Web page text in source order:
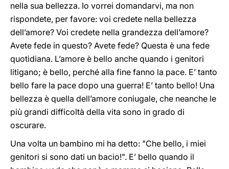
nella sua bellezza. Io vorrei domandarvi, ma non
rispondete, per favore: voi credete nella bellezza
dell’amore? Voi credete nella grandezza dell’amore?
Avete fede in questo? Avete fede? Questa è una fede
quotidiana. L’amore è bello anche quando i genitori
litigano; è bello, perché alla fine fanno la pace. E’ tanto
bello fare la pace dopo una guerra! E’ tanto bello! Una
bellezza è quella dell’amore coniugale, che neanche le
più grandi difficoltà della vita sono in grado di
oscurare.
Una volta un bambino mi ha detto: "Che bello, i miei
genitori si sono dati un bacio!". E’ bello quando il